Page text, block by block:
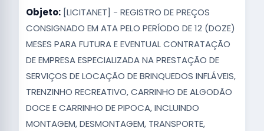
Objeto: [LICITANET] - REGISTRO DE PREÇOS
CONSIGNADO EM ATA PELO PERÍODO DE 12 (DOZE)
MESES PARA FUTURA E EVENTUAL CONTRATAÇÃO
DE EMPRESA ESPECIALIZADA NA PRESTAÇÃO DE
SERVIÇOS DE LOCAÇÃO DE BRINQUEDOS INFLÁVEIS,
TRENZINHO RECREATIVO, CARRINHO DE ALGODÃO
DOCE E CARRINHO DE PIPOCA, INCLUINDO
MONTAGEM, DESMONTAGEM, TRANSPORTE,